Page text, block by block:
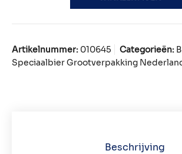
Artikelnummer: 010645 Categorieën:
Speciaalbier Grootverpakking
Beschrijving